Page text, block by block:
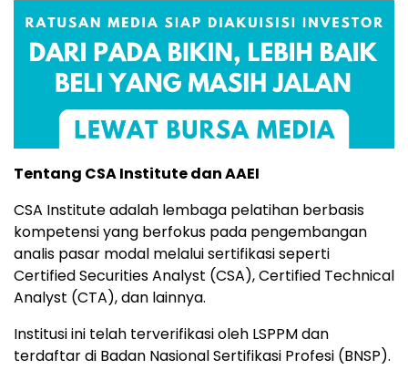
Tentang CSAInstitutedanAAEI
CSA Instituteadalah lembaga pelatihan berbasis
kompetensiyang berfokus pada pengembangan
analis pasar modal melaluisertifikasiseperti
CertifiedSecuritiesAnalyst (CSA),Certified Technical
Analyst (CTA),dan lainnya.
Institusiini telah terverifikasioleh LSPPMdan
terdaftardi Badan NasionalSertifikasi Profesi (BNSP).